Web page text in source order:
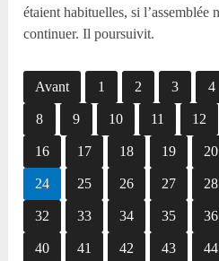
étaient habituelles, si l’assemblée
continuer. Il poursuivit.
Avant 1 2 3 4
8 9 10 11 12
16 17 18 19 20
24 25 26 27 28
32 33 34 35 36
40 41 42 43 44